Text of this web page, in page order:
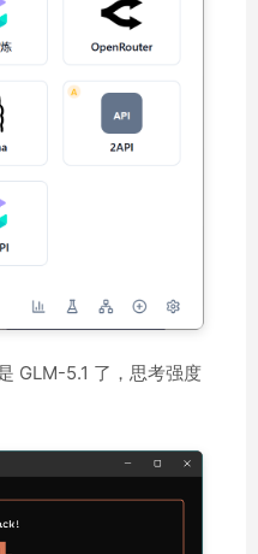
GLM-5.1 了，思考强度